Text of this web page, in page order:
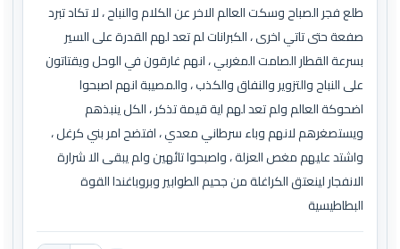
طلع فجر الصباح وسكت العالم الاخر عن الكلام والنباح ، لا تكاد تبرد
صفعة حتى تاتي اخرى ، الكبرانات لم تعد لهم القدرة على السير
بسرعة القطار الصامت المغربي ، انهم غارقون في الوحل ويقتاتون
على النباح والتزوير والنفاق والكذب ، والمصيبة انهم اصبحوا
اضحوكة العالم ولم تعد لهم اية قيمة تذكر ، الكل ينبذهم
ويستصغرهم لانهم وباء سرطاني معدي ، افتضح امر بني كرغل ،
واشتد عليهم مغص العزلة ، واصبحوا تائهين ولم يبقى الا شرارة
الانفجار لينعتق الكراغلة من جحيم الطوابير وبروباغندا القوة
البطاطيسية